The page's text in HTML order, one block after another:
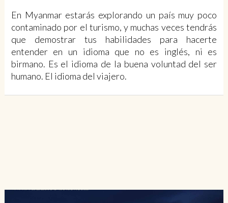
En Myanmar estarás explorando un país muy poco
contaminado por el turismo, y muchas veces tendrás
que demostrar tus habilidades para hacerte
entender en un idioma que no es inglés, ni es
birmano. Es el idioma de la buena voluntad del ser
humano. El idioma del viajero.